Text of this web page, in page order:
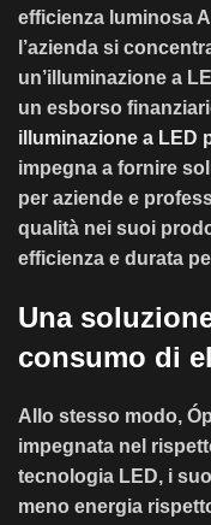
efficienza luminosa
l’azienda si
un’illuminazione a
un esborso
illuminazione a LED
impegna a fornire
per aziende e
qualità nei suoi
efficienza e durata
Una
consumo di
Allo stesso modo,
impegnata nel
tecnologia LED, i
meno energia